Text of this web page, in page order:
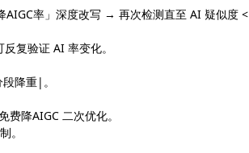
率」深度改写 → 再次检测直至 AI 疑似度 <
复验证 AI 率变化。
降重|。
降AIGC 二次优化。
。